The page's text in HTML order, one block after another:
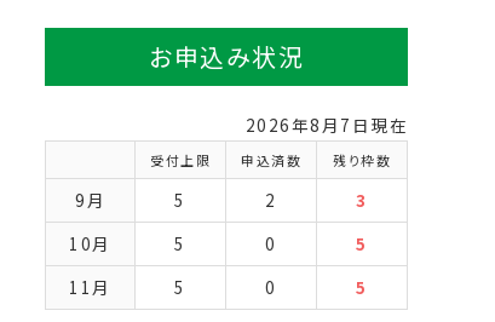
お申込み状況
2026年8月7日現在
受付上限 申込済数 残り枠数
9月 5 2
3
10月
5 0
5
11月
5 0 5